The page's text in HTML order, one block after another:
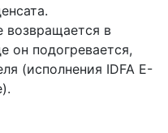
возвращается в
он подогревается,
(исполнения IDFA E-